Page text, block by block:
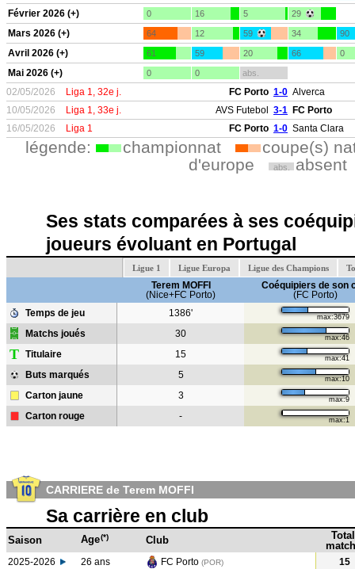
Février 2026 (+) 0 16 5 29
Mars 2026 (+) 64 12 59 34 90
Avril 2026 (+) 61 59 20 66 0
Mai 2026 (+) 0 0 abs.
02/05/2026 Liga 1, 32e j. FC Porto 1-0 Alverca
10/05/2026
Liga 1, 33e j. AVS Futebol 3-1 FC Porto
16/05/2026
Liga 1 FC Porto 1-0 Santa Clara
légende: championnat
coupe(s)
d'europe
abs. absent
Ses stats comparées à ses
joueurs évoluant en Portugal
Ligue 1 Ligue Europa Ligue des Champions
Terem MOFFI
(Nice+FC Porto)
Coéquipiers de son
(FC Porto)
Temps de jeu
1386' max:3679
Matchs joués 30 max:46
T Titulaire 15 max:41
Buts marqués 5 max:10
Carton jaune 3 max:9
Carton rouge - max:1
CARRIERE de Terem MOFFI
Sa carrière en club
Saison Age(*) Club
Total
2025-2026 26 ans FC Porto (POR) 15